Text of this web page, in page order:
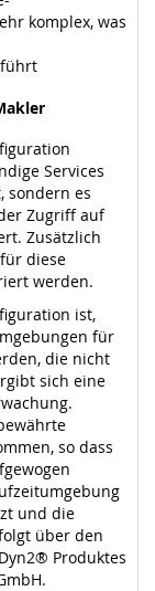
komplex, was
Services
sondern es
Zugriff auf
Zusätzlich
diese
werden.
ist,
für
die nicht
sich eine
so dass
und die
über den
Produktes